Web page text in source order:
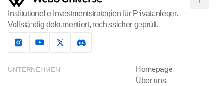
Institutionelle Investmentstrategien für Privatanleger.
Vollständig dokumentiert, rechtssicher geprüft.
UNTERNEHMEN
Homepage
Über uns